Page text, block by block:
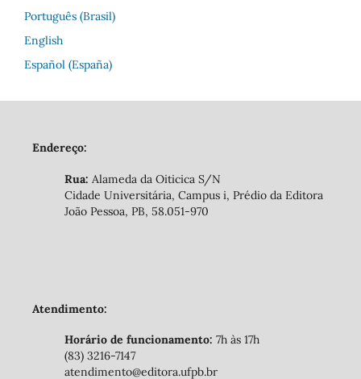
Português (Brasil)
English
Español (España)
Endereço:
Rua: Alameda da Oiticica S/N
Cidade Universitária, Campus i, Prédio da Editora
João Pessoa, PB, 58.051-970
Atendimento:
Horário de funcionamento: 7h às 17h
(83) 3216-7147
atendimento@editora.ufpb.br